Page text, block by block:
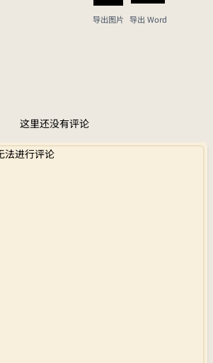
导出图片 导出 Word
这里还没有评论
法进行评论